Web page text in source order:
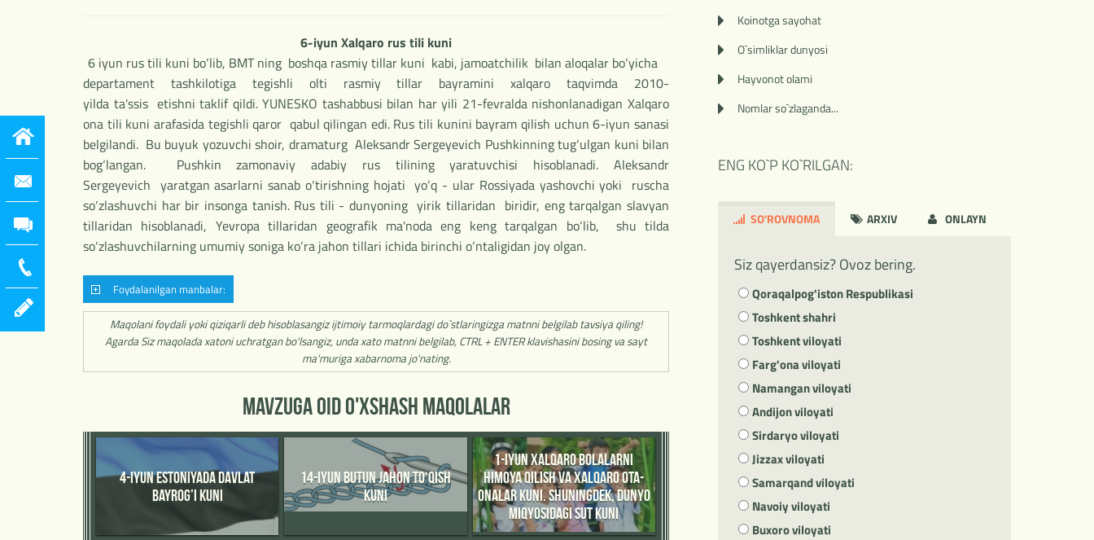
6-iyun Xalqaro rus tili kuni
6 iyun rus tili kuni bo‘lib, BMT ning boshqa rasmiy tillar kuni kabi, jamoatchilik bilan aloqalar bo‘yicha
departament tashkilotiga tegishli olti rasmiy tillar bayramini xalqaro taqvimda 2010-
yilda ta'ssis etishni taklif qildi. YUNESKO tashabbusi bilan har yili 21-fevralda nishonlanadigan Xalqaro
ona tili kuni arafasida tegishli qaror qabul qilingan edi. Rus tili kunini bayram qilish uchun 6-iyun sanasi
belgilandi. Bu buyuk yozuvchi shoir, dramaturg Aleksandr Sergeyevich Pushkinning tug‘ulgan kuni bilan
bog‘langan. Pushkin zamonaviy adabiy rus tilining yaratuvchisi hisoblanadi. Aleksandr
Sergeyevich yaratgan asarlarni sanab o‘tirishning hojati yo‘q - ular Rossiyada yashovchi yoki ruscha
so‘zlashuvchi har bir insonga tanish. Rus tili - dunyoning yirik tillaridan biridir, eng tarqalgan slavyan
tillaridan hisoblanadi, Yevropa tillaridan geografik ma'noda eng keng tarqalgan bo‘lib, shu tilda
so‘zlashuvchilarning umumiy soniga ko‘ra jahon tillari ichida birinchi o‘ntaligidan joy olgan.
Foydalanilgan manbalar:
Maqolani foydali yoki qiziqarli deb hisoblasangiz ijtimoiy tarmoqlardagi do`stlaringizga matnni belgilab tavsiya qiling!
Agarda Siz maqolada xatoni uchratgan bo'lsangiz, unda xato matnni belgilab, CTRL + ENTER klavishasini bosing va sayt
ma'muriga xabarnoma jo'nating.
MAVZUGA OID O'XSHASH MAQOLALAR
4-IYUN ESTONIYADA DAVLAT
BAYROG’I KUNI
14-IYUN BUTUN JAHON TO‘QISH
KUNI
1-IYUN XALQARO BOLALARNI
HIMOYA QILISH VA XALQARO OTA-
ONALAR KUNI. SHUNINGDEK, DUNYO
MIQYOSIDAGI SUT KUNI
Koinotga sayohat
O`simliklar dunyosi
Hayvonot olami
Nomlar so`zlaganda...
ENG KO`P KO`RILGAN:
SO'ROVNOMA ARXIV ONLAYN
Siz qayerdansiz? Ovoz bering.
Qoraqalpog'iston Respublikasi
Toshkent shahri
Toshkent viloyati
Farg'ona viloyati
Namangan viloyati
Andijon viloyati
Sirdaryo viloyati
Jizzax viloyati
Samarqand viloyati
Navoiy viloyati
Buxoro viloyati